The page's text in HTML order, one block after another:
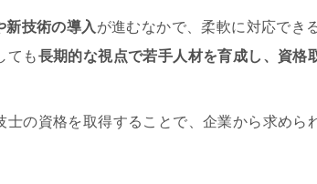
新技術の導入が進むなかで、柔軟に対応でき
ても長期的な視点で若手人材を育成し、資格
の資格を取得することで、企業から求めら